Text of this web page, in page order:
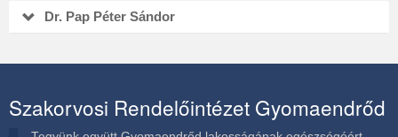
Dr. Pap Péter Sándor
Szakorvosi Rendelőintézet Gyomaendrőd